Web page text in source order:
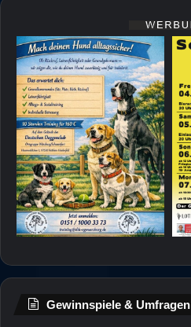
Gewinnspiele & Umfragen